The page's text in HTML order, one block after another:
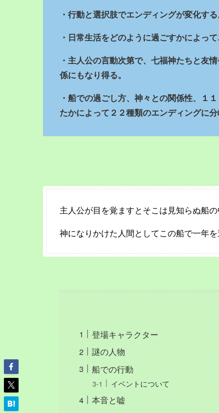
・行動と選択肢でエンディングが変化す
・日常生活をどのように過ごすかによっ
・主人公の言動次第で、七福神たちと友
係にもなり得る。
・船での過ごし方、神々との関係性、１
たかによって２２種類のエンディングに
主人公が目を覚ますとそこは見知らぬ船
神になりかけた人間としてこの船で一年
登場キャラクター
謎の人物
船での行動
イベントについて
本音と嘘